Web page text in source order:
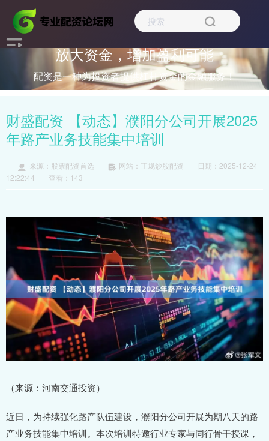
放大资金，增加盈利可能
配资是一种为投资者提供杠杆资金的金融服务！
财盛配资 【动态】濮阳分公司开展2025
年路产业务技能集中培训
来源：股票配资首选 网站：正规炒股配资
日期：2025-12-24
12:22:44
查看：143
（来源：河南交通投资）
近日，为持续强化路产队伍建设，濮阳分公司开展为期八天的路
产业务技能集中培训。本次培训特邀行业专家与同行骨干授课，